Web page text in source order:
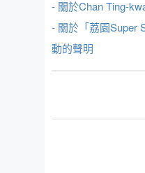
- 關於Chan Ting-
- 關於「荔園Super
動的聲明